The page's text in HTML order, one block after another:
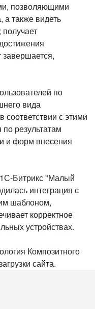
позволяющими
а также видеть
по
вида
с этими
результатам
и форм внесения
Битрикс "Малый
интеграция с
шаблоном,
корректное
устройствах.
Композитного
сайта.